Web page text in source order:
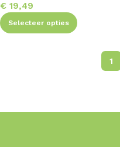
€ 19,49
Selecteer opties
1